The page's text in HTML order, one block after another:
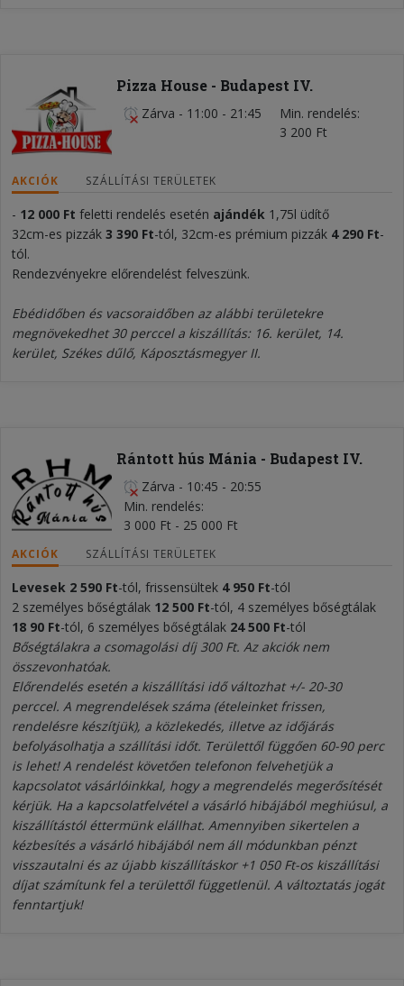
Pizza House - Budapest IV.
Zárva - 11:00 - 21:45
Min. rendelés
3 200 Ft
AKCIÓK SZÁLLÍTÁSI TERÜLETEK
- 12 000 Ft feletti rendelés esetén ajándék 1,75l üdítő
32cm-es pizzák 3 390 Ft-tól, 32cm-es prémium pizzák 4 290 Ft-
tól.
Rendezvényekre előrendelést felveszünk.
Ebédidőben és vacsoraidőben az alábbi területekre
megnövekedhet 30 perccel a kiszállítás: 16. kerület, 14.
kerület, Székes dűlő, Káposztásmegyer II.
Rántott hús Mánia - Budapest IV.
Zárva - 10:45 - 20:55
Min. rendelés
3 000 Ft - 25 000 Ft
AKCIÓK SZÁLLÍTÁSI TERÜLETEK
Levesek 2 590 Ft-tól, frissensültek 4 950 Ft-tól
2 személyes bőségtálak 12 500 Ft-tól, 4 személyes bőségtálak
18 90 Ft-tól, 6 személyes bőségtálak 24500 Ft-tól
Bőségtálakra a csomagolási díj 300 Ft. Az akciók nem
összevonhatóak.
Előrendelés esetén a kiszállítási idő változhat +/- 20-30
perccel. A megrendelések száma (ételeinket frissen,
rendelésre készítjük), a közlekedés, illetve az időjárás
befolyásolhatja a szállítási időt. Területtől függően 60-90 perc
is lehet! A rendelést követően telefonon felvehetjük a
kapcsolatot vásárlóinkkal, hogy a megrendelés megerősítését
kérjük. Ha a kapcsolatfelvétel a vásárló hibájából meghiúsul, a
kiszállítástól éttermünk elállhat. Amennyiben sikertelen a
kézbesítés a vásárló hibájából nem áll módunkban pénzt
visszautalni és az újabb kiszállításkor +1 050 Ft-os kiszállítási
díjat számítunk fel a területtől függetlenül. A változtatás jogát
fenntartjuk!